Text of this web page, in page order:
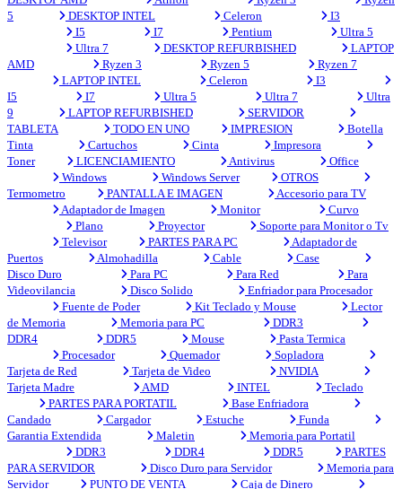
5
DESKTOP INTEL Celeron
I3
I5
I7 Pentium
Ultra 5
Ultra 7
DESKTOP REFURBISHED
LAPTOP
AMD
Ryzen 3 Ryzen 5
Ryzen 7
LAPTOP INTEL
Celeron
I3
I5
I7 Ultra 5 Ultra 7
Ultra
9
LAPTOP REFURBISHED
SERVIDOR
TABLETA
TODO EN UNO IMPRESION
Botella
Tinta
Cartuchos Cinta
Impresora
Toner
LICENCIAMIENTO Antivirus
Office
Windows
Windows Server
OTROS
Termometro
PANTALLA E IMAGEN
Accesorio para TV
Adaptador de Imagen
Monitor
Curvo
Plano
Proyector
Soporte para Monitor o Tv
Televisor
PARTES PARA PC
Adaptador de
Puertos
Almohadilla Cable
Case
Disco Duro
Para PC Para Red
Para
Videovilancia
Disco Solido
Enfriador para Procesador
Fuente de Poder
Kit Teclado y Mouse
Lector
de Memoria
Memoria para PC
DDR3
DDR4
DDR5 Mouse
Pasta Termica
Procesador
Quemador
Sopladora
Tarjeta de Red
Tarjeta de Video
NVIDIA
Tarjeta Madre
AMD INTEL
Teclado
PARTES PARA PORTATIL
Base Enfriadora
Candado
Cargador Estuche
Funda
Garantia Extendida
Maletin
Memoria para Portatil
DDR3
DDR4 DDR5
PARTES
PARA SERVIDOR
Disco Duro para Servidor
Memoria para
Servidor
PUNTO DE VENTA Caja de Dinero